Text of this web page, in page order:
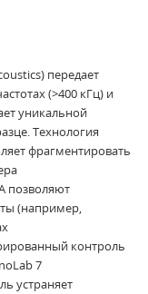
передает
(>400 кГц) и
уникальной
Технология
фрагментировать
позволяют
(например,
контроль
7
устраняет